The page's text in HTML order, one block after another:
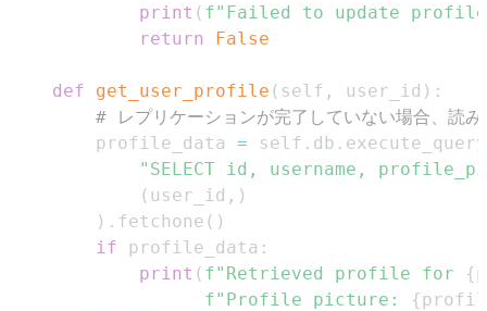
print ( f"Failed to update
return
False
def get_user_profile ( self , user_id ) :
# レプリケーションが完了していない場合、読
        profile_data
= self . db . execute_query
"SELECT id, username,
( user_id , )
) . fetchone ( )
if profile_data :
print ( f"Retrieved profile for {
f"Profile picture:
{